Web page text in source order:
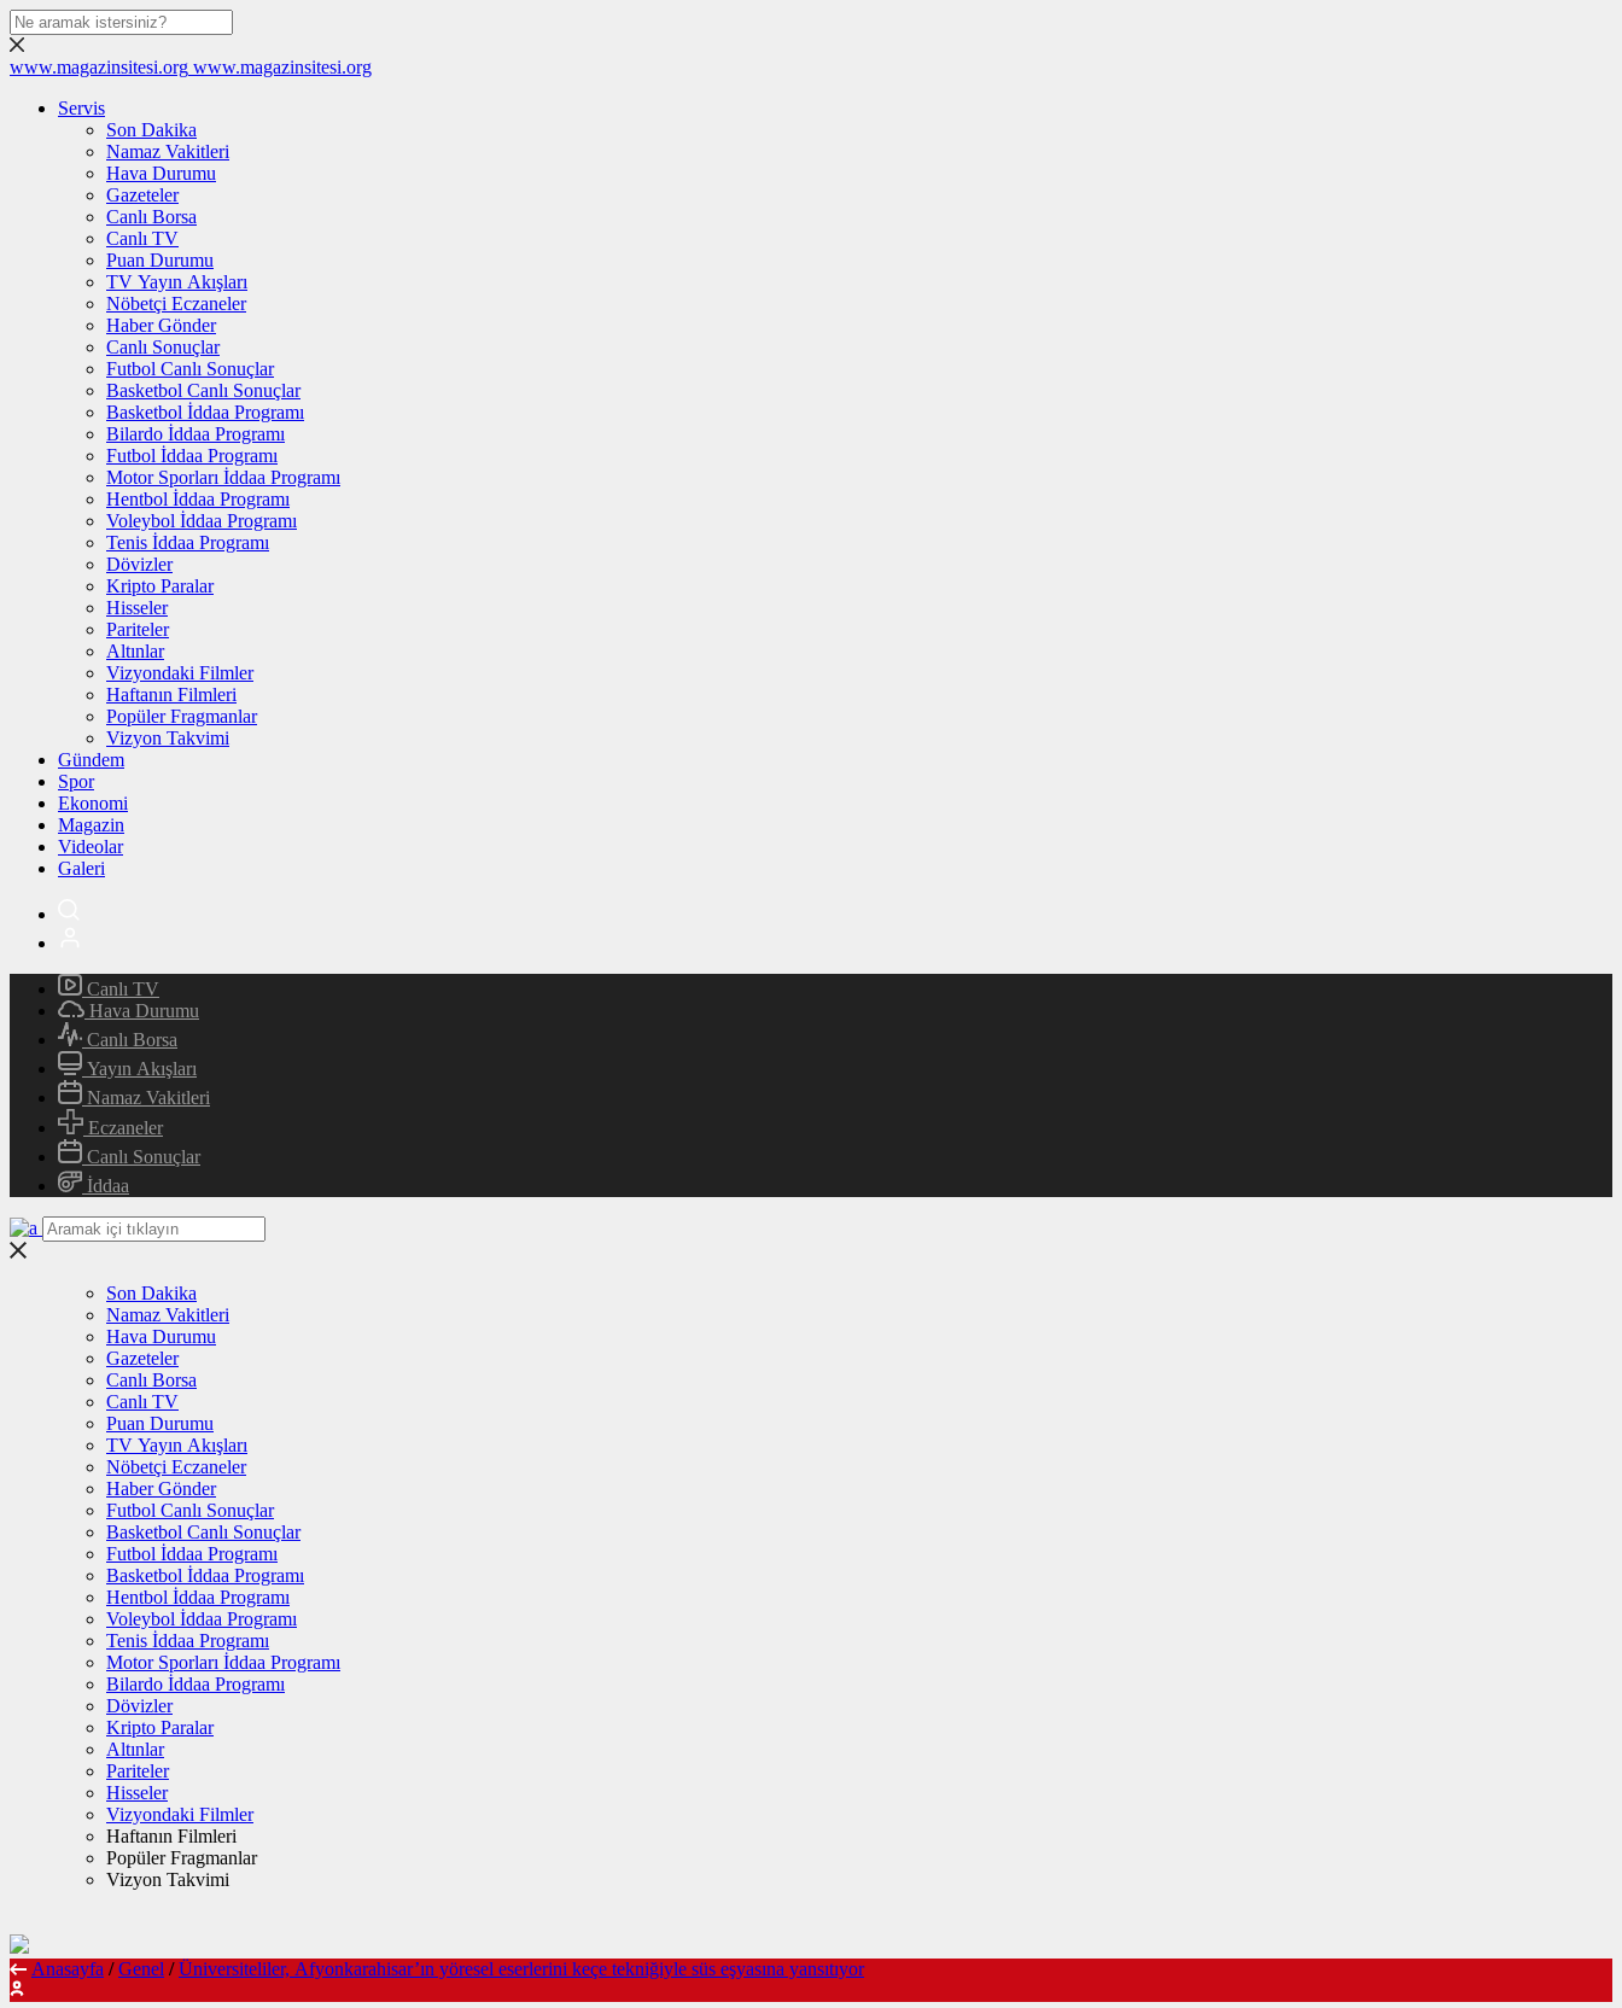
www.magazinsitesi.org www.magazinsitesi.org
Servis
Son Dakika
Namaz Vakitleri
Hava Durumu
Gazeteler
Canlı Borsa
Canlı TV
Puan Durumu
TV Yayın Akışları
Nöbetçi Eczaneler
Haber Gönder
Canlı Sonuçlar
Futbol Canlı Sonuçlar
Basketbol Canlı Sonuçlar
Basketbol İddaa Programı
Bilardo İddaa Programı
Futbol İddaa Programı
Motor Sporları İddaa Programı
Hentbol İddaa Programı
Voleybol İddaa Programı
Tenis İddaa Programı
Dövizler
Kripto Paralar
Hisseler
Pariteler
Altınlar
Vizyondaki Filmler
Haftanın Filmleri
Popüler Fragmanlar
Vizyon Takvimi
Gündem
Spor
Ekonomi
Magazin
Videolar
Galeri
Canlı TV
Hava Durumu
Canlı Borsa
Yayın Akışları
Namaz Vakitleri
Eczaneler
Canlı Sonuçlar
İddaa
Son Dakika
Namaz Vakitleri
Hava Durumu
Gazeteler
Canlı Borsa
Canlı TV
Puan Durumu
TV Yayın Akışları
Nöbetçi Eczaneler
Haber Gönder
Futbol Canlı Sonuçlar
Basketbol Canlı Sonuçlar
Futbol İddaa Programı
Basketbol İddaa Programı
Hentbol İddaa Programı
Voleybol İddaa Programı
Tenis İddaa Programı
Motor Sporları İddaa Programı
Bilardo İddaa Programı
Dövizler
Kripto Paralar
Altınlar
Pariteler
Hisseler
Vizyondaki Filmler
Haftanın Filmleri
Popüler Fragmanlar
Vizyon Takvimi
Anasayfa / Genel / Üniversiteliler, Afyonkarahisar’ın yöresel eserlerini keçe tekniğiyle süs eşyasına yansıtıyor